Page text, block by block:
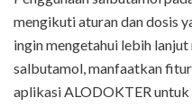
mengikuti aturan dan dosis
ingin mengetahui lebih
salbutamol, manfaatkan fitur
aplikasi ALODOKTER